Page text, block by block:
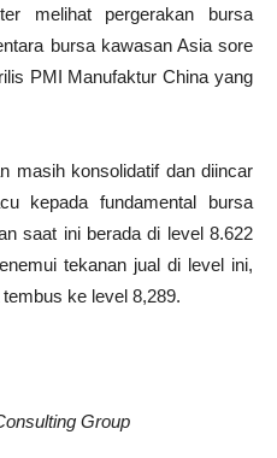
melihat pergerakan bursa
bursa kawasan Asia sore
PMI Manufaktur China yang
masih konsolidatif dan diincar
kepada fundamental bursa
saat ini berada di level 8.622
tekanan jual di level ini,
ke level 8,289.
Group